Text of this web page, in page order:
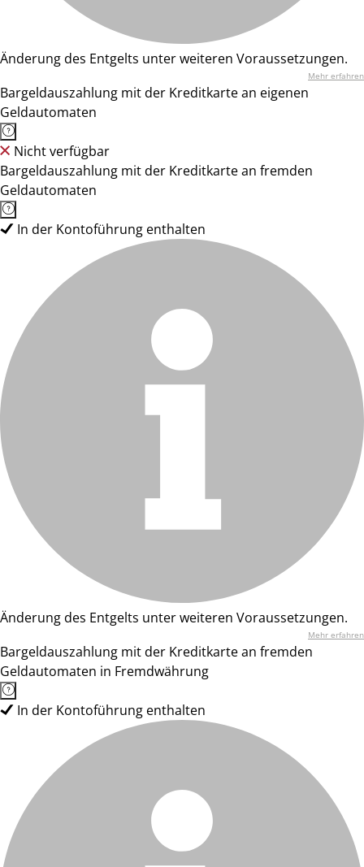
Änderung des Entgelts unter weiteren Voraussetzungen.
Mehr erfahren
Bargeldauszahlung mit der Kreditkarte an eigenen
Geldautomaten
Nicht verfügbar
Bargeldauszahlung mit der Kreditkarte an fremden
Geldautomaten
In der Kontoführung enthalten
Änderung des Entgelts unter weiteren Voraussetzungen.
Mehr erfahren
Bargeldauszahlung mit der Kreditkarte an fremden
Geldautomaten in Fremdwährung
In der Kontoführung enthalten